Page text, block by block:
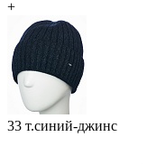
+
33 т.синий-джинс